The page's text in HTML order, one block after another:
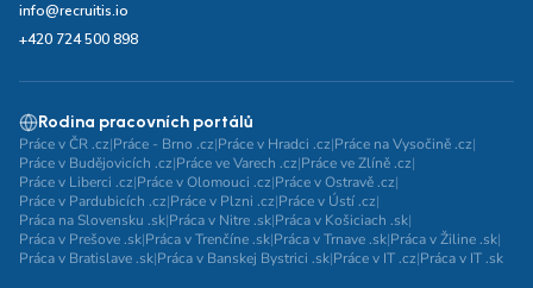
info@recruitis.io
+420 724 500 898
Rodina pracovních portálů
Práce v ČR .cz|Práce - Brno .cz|Práce v Hradci .cz|Práce na Vysočině .cz|
Práce v Budějovicích .cz|Práce ve Varech .cz|Práce ve Zlíně .cz|
Práce v Liberci .cz|Práce v Olomouci .cz|Práce v Ostravě .cz|
Práce v Pardubicích .cz|Práce v Plzni .cz|Práce v Ústí .cz|
Práca na Slovensku .sk|Práca v Nitre .sk|Práca v Košiciach .sk|
Práca v Prešove .sk|Práca v Trenčíne .sk|Práca v Trnave .sk|Práca v Žiline .sk|
Práca v Bratislave .sk|Práca v Banskej Bystrici .sk|Práce v IT .cz|Práca v IT .sk